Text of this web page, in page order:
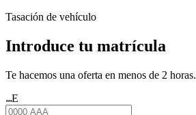
Tasación de vehículo
Introduce tu matrícula
Te hacemos una oferta en menos de 2 horas.
★★★E